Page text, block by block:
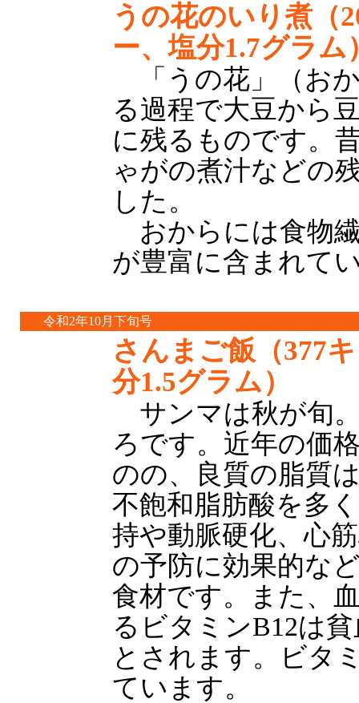
うの花のいり煮（
ー、塩分1.7グラム
「うの花」（お
る過程で大豆から
に残るものです。
ゃがの煮汁などの
した。
おからには食物
が豊富に含まれて
令和2年10月下旬号
さんまご飯（377
分1.5グラム）
サンマは秋が旬
ろです。近年の価
のの、良質の脂質
不飽和脂肪酸を多
持や動脈硬化、心
の予防に効果的な
食材です。また、
るビタミンB12は
とされます。ビタ
ています。